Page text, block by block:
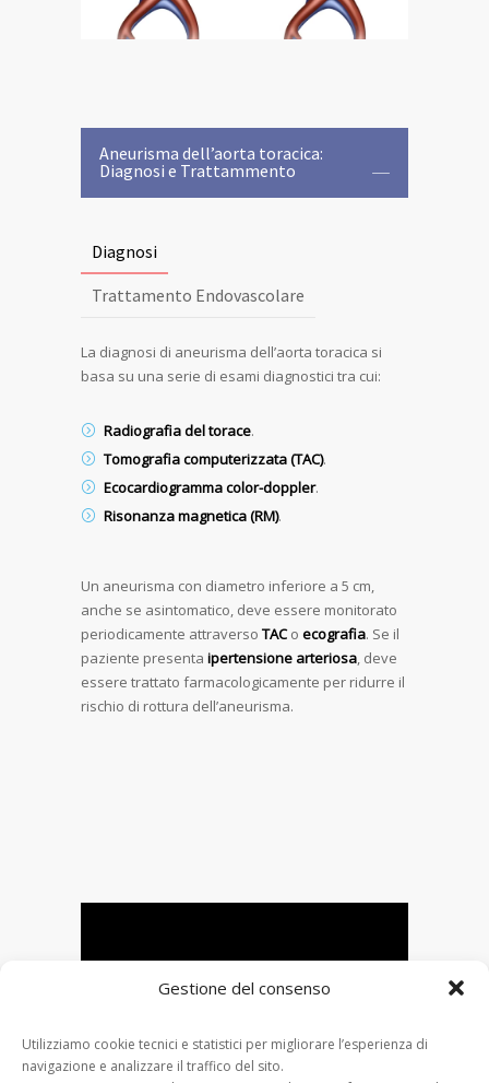
Gestione del consenso
Utilizziamo cookie tecnici e statistici per migliorare l’esperienza di
navigazione e analizzare il traffico del sito.
Aneurisma dell’aorta toracica:
Diagnosi e Trattammento
Diagnosi
Trattamento Endovascolare
La diagnosi di aneurisma dell’aorta toracica si
basa su una serie di esami diagnostici tra cui:
Radiografia del torace.
Tomografia computerizzata (TAC).
Ecocardiogramma color-doppler.
Risonanza magnetica (RM).
Un aneurisma con diametro inferiore a 5 cm,
anche se asintomatico, deve essere monitorato
periodicamente attraverso TACo ecografia. Se il
paziente presenta ipertensione arteriosa, deve
essere trattato farmacologicamente per ridurre il
rischio di rottura dell’aneurisma.